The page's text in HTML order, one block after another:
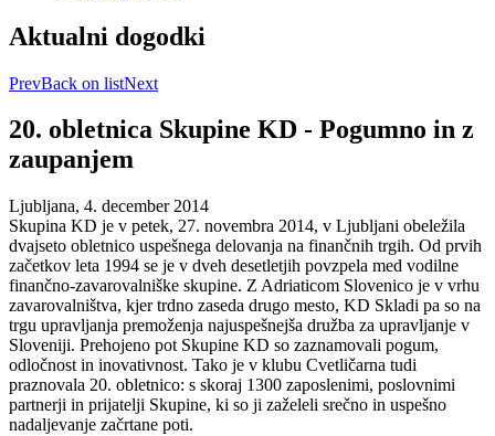
Aktualni dogodki
PrevBack on listNext
20. obletnica Skupine KD - Pogumno in z
zaupanjem
Ljubljana, 4. december 2014
Skupina KD je v petek, 27. novembra 2014, v Ljubljani obeležila
dvajseto obletnico uspešnega delovanja na finančnih trgih. Od prvih
začetkov leta 1994 se je v dveh desetletjih povzpela med vodilne
finančno-zavarovalniške skupine. Z Adriaticom Slovenico je v vrhu
zavarovalništva, kjer trdno zaseda drugo mesto, KD Skladi pa so na
trgu upravljanja premoženja najuspešnejša družba za upravljanje v
Sloveniji. Prehojeno pot Skupine KD so zaznamovali pogum,
odločnost in inovativnost. Tako je v klubu Cvetličarna tudi
praznovala 20. obletnico: s skoraj 1300 zaposlenimi, poslovnimi
partnerji in prijatelji Skupine, ki so ji zaželeli srečno in uspešno
nadaljevanje začrtane poti.